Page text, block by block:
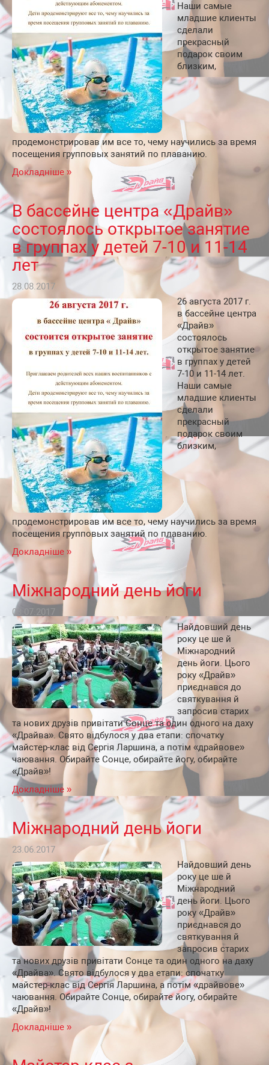
Наши самые
младшие клиенты
сделали
прекрасный
подарок своим
близким,
продемонстрировав им все то, чему научились за время
посещения групповых занятий по плаванию.
Докладніше »
В бассейне центра «Драйв»
состоялось открытое занятие
в группах у детей 7-10 и 11-14
лет
28.08.2017
26 августа 2017 г.
в бассейне центра
«Драйв»
состоялось
открытое занятие
в группах у детей
7-10 и 11-14 лет.
Наши самые
младшие клиенты
сделали
прекрасный
подарок своим
близким,
продемонстрировав им все то, чему научились за время
посещения групповых занятий по плаванию.
Докладніше »
Міжнародний день йоги
03.07.2017
Найдовший день
року це ше й
Міжнародний
день йоги. Цього
року «Драйв»
приєднався до
святкування й
запросив старих
та нових друзів привітати Сонце та один одного на даху
«Драйва». Свято відбулося у два етапи: спочатку
майстер-клас від Сергія Ларшина, а потім «драйвове»
чаювання. Обирайте Сонце, обирайте йогу, обирайте
«Драйв»!
Докладніше »
Міжнародний день йоги
23.06.2017
Найдовший день
року це ше й
Міжнародний
день йоги. Цього
року «Драйв»
приєднався до
святкування й
запросив старих
та нових друзів привітати Сонце та один одного на даху
«Драйва». Свято відбулося у два етапи: спочатку
майстер-клас від Сергія Ларшина, а потім «драйвове»
чаювання. Обирайте Сонце, обирайте йогу, обирайте
«Драйв»!
Докладніше »